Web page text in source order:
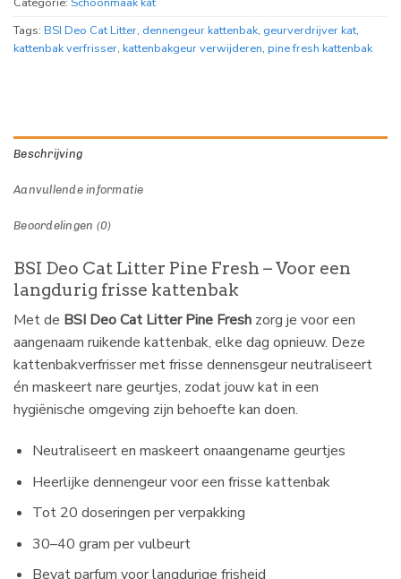
Tags: BSI Deo Cat Litter, dennengeur kattenbak, geurverdrijver kat,
kattenbak verfrisser, kattenbakgeur verwijderen, pine fresh kattenbak
Beschrijving
Aanvullende informatie
Beoordelingen (0)
BSI Deo Cat Litter Pine Fresh – Voor een
langdurig frisse kattenbak
Met de BSI Deo Cat Litter Pine Fresh zorg je voor een
aangenaam ruikende kattenbak, elke dag opnieuw. Deze
kattenbakverfrisser met frisse dennensgeur neutraliseert
én maskeert nare geurtjes, zodat jouw kat in een
hygiënische omgeving zijn behoefte kan doen.
Neutraliseert en maskeert onaangename geurtjes
Heerlijke dennengeur voor een frisse kattenbak
Tot 20 doseringen per verpakking
30–40 gram per vulbeurt
Bevat parfum voor langdurige frisheid